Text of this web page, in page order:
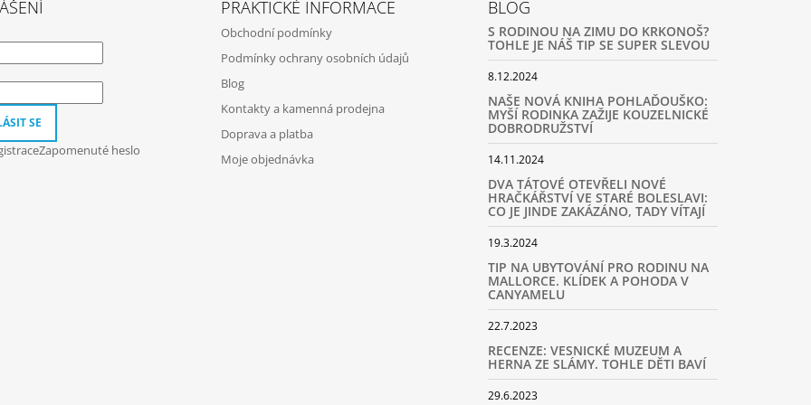
SE
Zapomenuté heslo
PRAKTICKÉ INFORMACE
Obchodní podmínky
Podmínky ochrany osobních údajů
Blog
Kontakty a kamenná prodejna
Doprava a platba
Moje objednávka
BLOG
S RODINOU NA ZIMU DO KRKONOŠ?
TOHLE JE NÁŠ TIP SE SUPER SLEVOU
8.12.2024
NAŠE NOVÁ KNIHA POHLAĎOUŠKO:
MYŠÍ RODINKA ZAŽIJE KOUZELNICKÉ
DOBRODRUŽSTVÍ
14.11.2024
DVA TÁTOVÉ OTEVŘELI NOVÉ
HRAČKÁŘSTVÍ VE STARÉ BOLESLAVI:
CO JE JINDE ZAKÁZÁNO, TADY VÍTAJÍ
19.3.2024
TIP NA UBYTOVÁNÍ PRO RODINU NA
MALLORCE. KLÍDEK A POHODA V
CANYAMELU
22.7.2023
RECENZE: VESNICKÉ MUZEUM A
HERNA ZE SLÁMY. TOHLE DĚTI BAVÍ
29.6.2023